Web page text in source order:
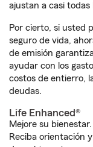
ajustan a casi todas
Por cierto, si usted
seguro de vida,
de emisión
ayudar con los
costos de entierro,
deudas.
Life Enhanced®
Mejore su bienestar.
Reciba orientación